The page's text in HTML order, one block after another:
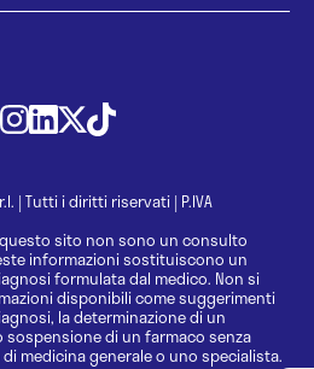
| Tutti i diritti riservati | P.IVA
sito non sono un consulto
informazioni sostituiscono un
formulata dal medico. Non si
disponibili come suggerimenti
la determinazione di un
sospensione di un farmaco senza
medicina generale o uno specialista.